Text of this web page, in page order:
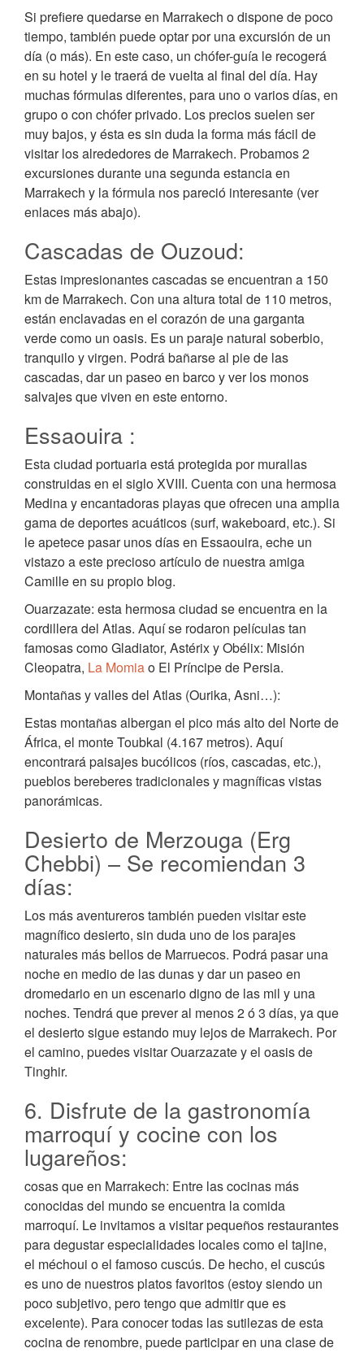
Si prefiere quedarse en Marrakech o dispone de poco
tiempo, también puede optar por una excursión de un
día (o más). En este caso, un chófer-guía le recogerá
en su hotel y le traerá de vuelta al final del día. Hay
muchas fórmulas diferentes, para uno o varios días, en
grupo o con chófer privado. Los precios suelen ser
muy bajos, y ésta es sin duda la forma más fácil de
visitar los alrededores de Marrakech. Probamos 2
excursiones durante una segunda estancia en
Marrakech y la fórmula nos pareció interesante (ver
enlaces más abajo).
Cascadas de Ouzoud:
Estas impresionantes cascadas se encuentran a 150
km de Marrakech. Con una altura total de 110 metros,
están enclavadas en el corazón de una garganta
verde como un oasis. Es un paraje natural soberbio,
tranquilo y virgen. Podrá bañarse al pie de las
cascadas, dar un paseo en barco y ver los monos
salvajes que viven en este entorno.
Essaouira :
Esta ciudad portuaria está protegida por murallas
construidas en el siglo XVIII. Cuenta con una hermosa
Medina y encantadoras playas que ofrecen una amplia
gama de deportes acuáticos (surf, wakeboard, etc.). Si
le apetece pasar unos días en Essaouira, eche un
vistazo a este precioso artículo de nuestra amiga
Camille en su propio blog.
Ouarzazate: esta hermosa ciudad se encuentra en la
cordillera del Atlas. Aquí se rodaron películas tan
famosas como Gladiator, Astérix y Obélix: Misión
Cleopatra, La Momiao El Príncipe de Persia.
Montañas y valles del Atlas (Ourika, Asni…):
Estas montañas albergan el pico más alto del Norte de
África, el monte Toubkal (4.167 metros). Aquí
encontrará paisajes bucólicos (ríos, cascadas, etc.),
pueblos bereberes tradicionales y magníficas vistas
panorámicas.
Desierto de Merzouga (Erg
Chebbi) – Se recomiendan 3
días:
Los más aventureros también pueden visitar este
magnífico desierto, sin duda uno de los parajes
naturales más bellos de Marruecos. Podrá pasar una
noche en medio de las dunas y dar un paseo en
dromedario en un escenario digno de las mil y una
noches. Tendrá que prever al menos 2 ó 3 días, ya que
el desierto sigue estando muy lejos de Marrakech. Por
el camino, puedes visitar Ouarzazate y el oasis de
Tinghir.
6. Disfrute de la gastronomía
marroquí y cocine con los
lugareños:
cosas que en Marrakech: Entre las cocinas más
conocidas del mundo se encuentra la comida
marroquí. Le invitamos a visitar pequeños restaurantes
para degustar especialidades locales como el tajine,
el méchoui o el famoso cuscús. De hecho, el cuscús
es uno de nuestros platos favoritos (estoy siendo un
poco subjetivo, pero tengo que admitir que es
excelente). Para conocer todas las sutilezas de esta
cocina de renombre, puede participar en una clase de